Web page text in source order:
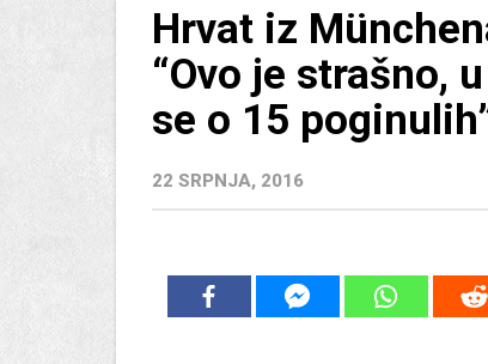
Hrvat iz
“Ovo je strašno,
se o 15
22 SRPNJA, 2016